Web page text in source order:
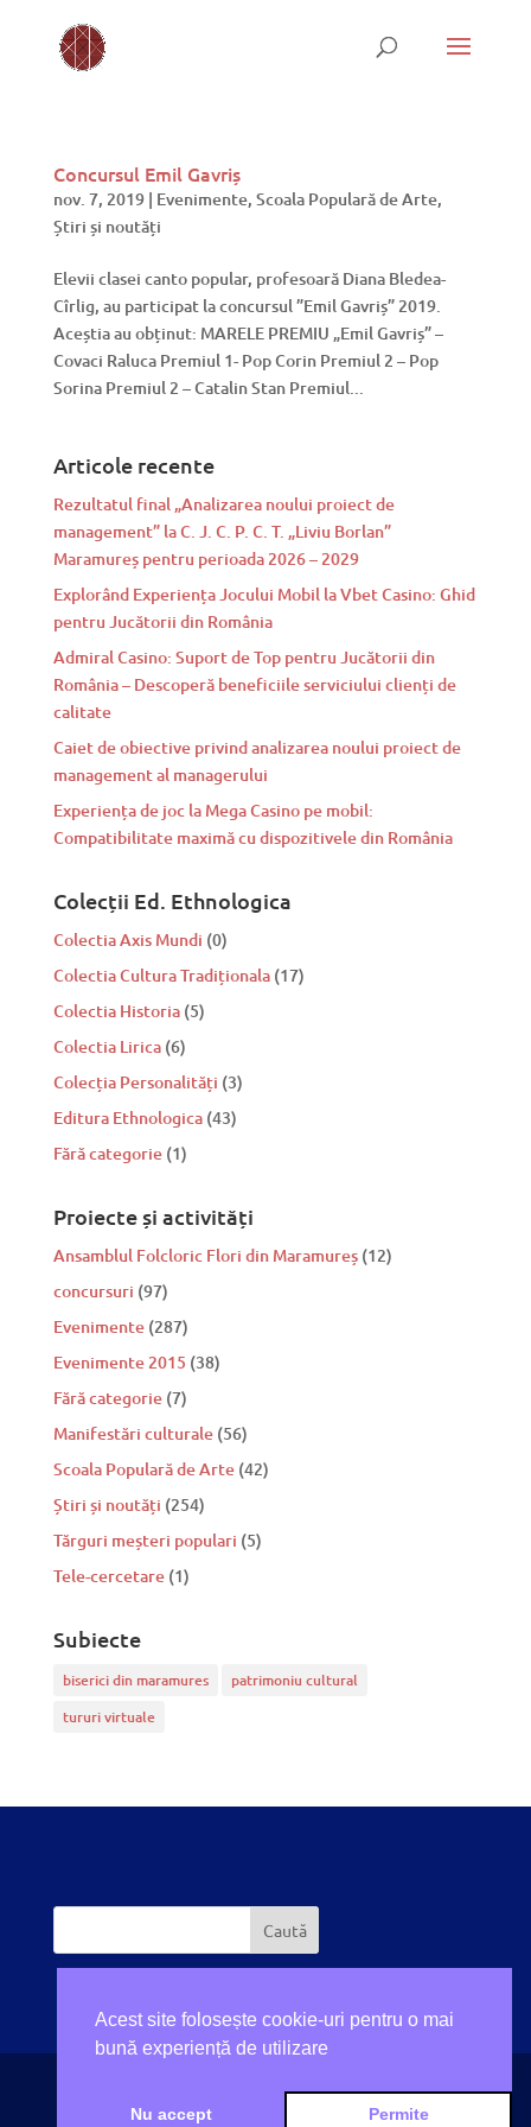
Concursul Emil Gavriș
nov. 7, 2019| Evenimente, Scoala Populară de Arte,
Știri și noutăți
Elevii clasei canto popular, profesoară Diana Bledea-
Cîrlig, au participat la concursul ”Emil Gavriș” 2019.
Aceștia au obținut: MARELE PREMIU „Emil Gavriș” –
Covaci Raluca Premiul 1- Pop Corin Premiul 2 – Pop
Sorina Premiul 2 – Catalin Stan Premiul...
Articole recente
Rezultatul final „Analizarea noului proiect de
management” la C. J. C. P. C. T. „Liviu Borlan”
Maramureș pentru perioada 2026 – 2029
Explorând Experiența Jocului Mobil la Vbet Casino: Ghid
pentru Jucătorii din România
Admiral Casino: Suport de Top pentru Jucătorii din
România – Descoperă beneficiile serviciului clienți de
calitate
Caiet de obiective privind analizarea noului proiect de
management al managerului
Experiența de joc la Mega Casino pe mobil:
Compatibilitate maximă cu dispozitivele din România
Colecții Ed. Ethnologica
Colectia Axis Mundi (0)
Colectia Cultura Tradiționala (17)
Colectia Historia (5)
Colectia Lirica (6)
Colecția Personalități (3)
Editura Ethnologica (43)
Fără categorie (1)
Proiecte și activități
Ansamblul Folcloric Flori din Maramureș(12)
concursuri (97)
Evenimente(287)
Evenimente 2015 (38)
Fără categorie(7)
Manifestări culturale(56)
Scoala Populară de Arte(42)
Știri și noutăți (254)
Tărguri meșteri populari (5)
Tele-cercetare(1)
Subiecte
biserici din maramures
patrimoniu cultural
tururi virtuale
Acest site folosește cookie-uri pentru o mai
bună experiență de utilizare
Nu accept Permite